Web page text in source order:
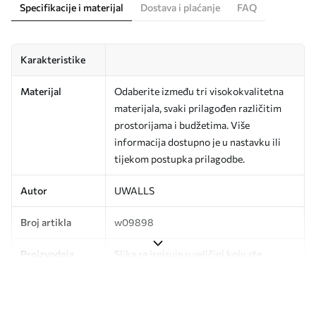
Specifikacije i materijal Dostava i plaćanje FAQ
Karakteristike
Materijal
Odaberite između tri visokokvalitetna
materijala, svaki prilagođen različitim
prostorijama i budžetima. Više
informacija dostupno je u nastavku ili
tijekom postupka prilagodbe.
Autor UWALLS
Broj artikla w09898
Proizvodnja
Slika se ispisuje u veličini koju ste